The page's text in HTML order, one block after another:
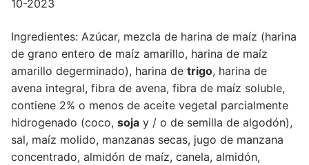
10-2023
Ingredientes: Azúcar, mezcla de harina de maíz (harina
de grano entero de maíz amarillo, harina de maíz
amarillo degerminado), harina de trigo, harina de
avena integral, fibra de avena, fibra de maíz soluble,
contiene 2% o menos de aceite vegetal parcialmente
hidrogenado (coco, soja y / o de semilla de algodón),
sal, maíz molido, manzanas secas, jugo de manzana
concentrado, almidón de maíz, canela, almidón,